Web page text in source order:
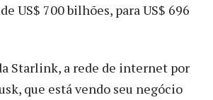
US$ 700 bilhões, para US$ 696
Starlink, a rede de internet por
que está vendo seu negócio